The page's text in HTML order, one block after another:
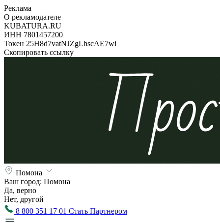
Реклама
О рекламодателе
KUBATURA.RU
ИНН 7801457200
Токен 25H8d7vatNJZgLhscAE7wi
Скопировать ссылку
Помона
Ваш город: Помона
Да, верно
Нет, другой
8 800 351 17 01 Стать Партнером